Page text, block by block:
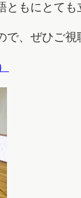
ともにとて
、ぜひご視